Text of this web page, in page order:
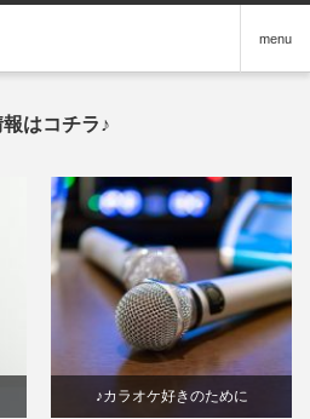
menu
はコチラ♪
♪カラオケ好きのために